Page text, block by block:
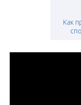
Как